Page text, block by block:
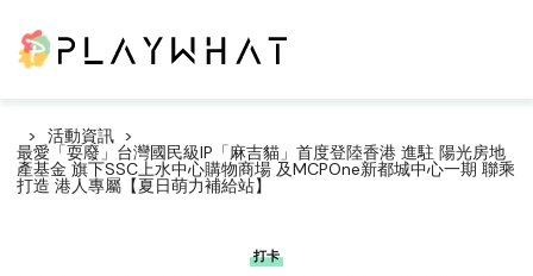
活動資訊
最愛「耍廢」台灣國民級IP「麻吉貓」首度登陸香港 進駐 陽光房地
產基金 旗下SSC上水中心購物商場 及MCPOne新都城中心一期 聯乘
打造 港人專屬【夏日萌力補給站】
打卡